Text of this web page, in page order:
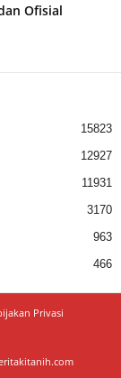
Ofisial
15823
12927
11931
3170
963
466
Privasi